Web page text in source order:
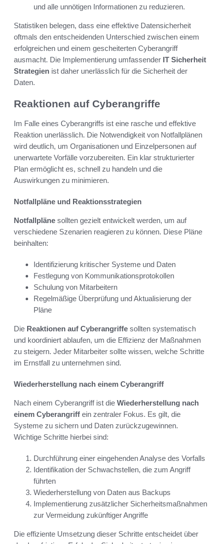
und alle unnötigen Informationen zu reduzieren.
Statistiken belegen, dass eine effektive Datensicherheit
oftmals den entscheidenden Unterschied zwischen einem
erfolgreichen und einem gescheiterten Cyberangriff
ausmacht. Die Implementierung umfassender IT Sicherheit
Strategien ist daher unerlässlich für die Sicherheit der
Daten.
Reaktionen auf Cyberangriffe
Im Falle eines Cyberangriffs ist eine rasche und effektive
Reaktion unerlässlich. Die Notwendigkeit von Notfallplänen
wird deutlich, um Organisationen und Einzelpersonen auf
unerwartete Vorfälle vorzubereiten. Ein klar strukturierter
Plan ermöglicht es, schnell zu handeln und die
Auswirkungen zu minimieren.
Notfallpläne und Reaktionsstrategien
Notfallpläne sollten gezielt entwickelt werden, um auf
verschiedene Szenarien reagieren zu können. Diese Pläne
beinhalten:
Identifizierung kritischer Systeme und Daten
Festlegung von Kommunikationsprotokollen
Schulung von Mitarbeitern
Regelmäßige Überprüfung und Aktualisierung der
Pläne
Die Reaktionen auf Cyberangriffe sollten systematisch
und koordiniert ablaufen, um die Effizienz der Maßnahmen
zu steigern. Jeder Mitarbeiter sollte wissen, welche Schritte
im Ernstfall zu unternehmen sind.
Wiederherstellung nach einem Cyberangriff
Nach einem Cyberangriff ist die Wiederherstellung nach
einem Cyberangriff ein zentraler Fokus. Es gilt, die
Systeme zu sichern und Daten zurückzugewinnen.
Wichtige Schritte hierbei sind:
Durchführung einer eingehenden Analyse des Vorfalls
Identifikation der Schwachstellen, die zum Angriff
führten
Wiederherstellung von Daten aus Backups
Implementierung zusätzlicher Sicherheitsmaßnahmen
zur Vermeidung zukünftiger Angriffe
Die effiziente Umsetzung dieser Schritte entscheidet über